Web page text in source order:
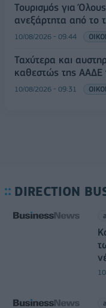
Τουρισμός για
ανεξάρτητα από το
10/08/2026 - 09:44
Ταχύτερα και
καθεστώς της ΑΑΔΕ
10/08/2026 - 09:31
DIRECTION